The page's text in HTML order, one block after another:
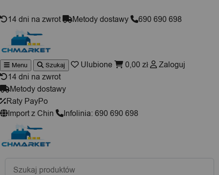
14 dni na zwrot Metody dostawy 690 690 698
Wyszukiwarka
produktów
Menu Szukaj Ulubione 0,00 zł
Zaloguj
14 dni na zwrot
Metody dostawy
Raty PayPo
Import z Chin
Infolinia: 690 690 698
Wyszukiwarka
produktów